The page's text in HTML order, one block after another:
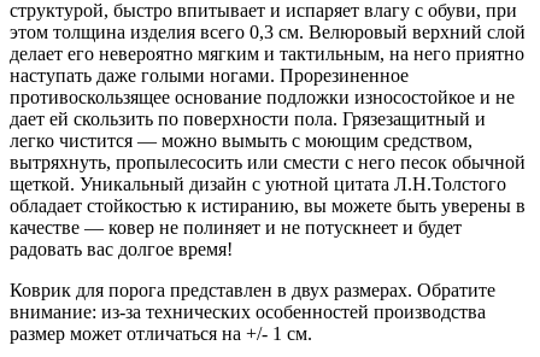
структурой, быстро впитывает и испаряет влагу с обуви, при
этом толщина изделия всего 0,3 см. Велюровый верхний слой
делает его невероятно мягким и тактильным, на него приятно
наступать даже голыми ногами. Прорезиненное
противоскользящее основание подложки износостойкое и не
дает ей скользить по поверхности пола. Грязезащитный и
легко чистится — можно вымыть с моющим средством,
вытряхнуть, пропылесосить или смести с него песок обычной
щеткой. Уникальный дизайн с уютной цитата Л.Н.Толстого
обладает стойкостью к истиранию, вы можете быть уверены в
качестве — ковер не полиняет и не потускнеет и будет
радовать вас долгое время!
Коврик для порога представлен в двух размерах. Обратите
внимание: из-за технических особенностей производства
размер может отличаться на +/- 1 см.